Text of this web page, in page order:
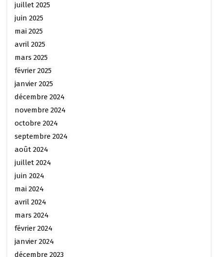
juillet 2025
juin 2025
mai 2025
avril 2025
mars 2025
février 2025
janvier 2025
décembre 2024
novembre 2024
octobre 2024
septembre 2024
août 2024
juillet 2024
juin 2024
mai 2024
avril 2024
mars 2024
février 2024
janvier 2024
décembre 2023